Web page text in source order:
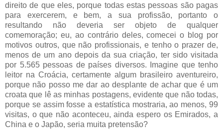
direito de que eles, porque todas estas pessoas são pagas
para exercerem, e bem, a sua profissão, portanto o
resultando não deveria ser objeto de qualquer
comemoração; eu, ao contrário deles, comecei o blog por
motivos outros, que não profissionais, e tenho o prazer de,
menos de um ano depois da sua criação, ter sido visitada
por 5.565 pessoas de países diversos. Imagine que tenho
leitor na Croácia, certamente algum brasileiro aventureiro,
porque não posso me dar ao desplante de achar que é um
croata que lê as minhas postagens, evidente que não todas,
porque se assim fosse a estatística mostraria, ao menos, 99
visitas, o que não aconteceu, ainda espero os Emirados, a
China e o Japão, seria muita pretensão?